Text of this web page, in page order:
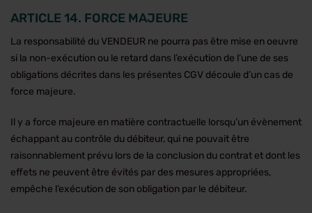
ARTICLE 14. FORCE MAJEURE
La responsabilité du VENDEUR ne pourra pas être mise en oeuvre
si la non-exécution ou le retard dans l’exécution de l’une de ses
obligations décrites dans les présentes CGV découle d’un cas de
force majeure.
Il y a force majeure en matière contractuelle lorsqu’un évènement
échappant au contrôle du débiteur, qui ne pouvait être
raisonnablement prévu lors de la conclusion du contrat et dont les
effets ne peuvent être évités par des mesures appropriées,
empêche l’exécution de son obligation par le débiteur.